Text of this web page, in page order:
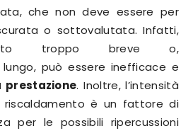
che non deve essere per
o sottovalutata. Infatti,
troppo breve o,
può essere inefficace e
prestazione. Inoltre, l’intensità
riscaldamento è un fattore di
per le possibili ripercussioni